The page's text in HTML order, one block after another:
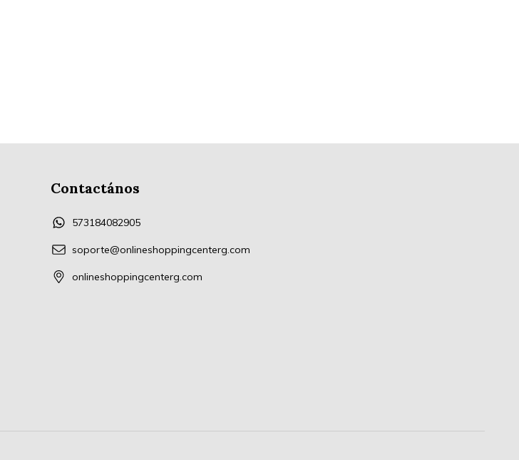
Contactános
573184082905
soporte@onlineshoppingcenterg.com
onlineshoppingcenterg.com